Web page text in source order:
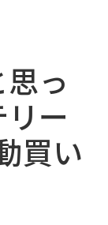
っ
ー
買い